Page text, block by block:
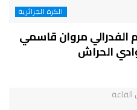
الكرة الجزائرية
الفدرالي مروان قاسمي
الحراش